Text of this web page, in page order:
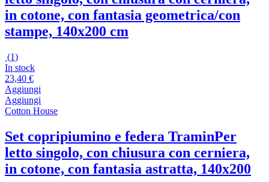
in cotone, con fantasia geometrica/con
stampe, 140x200 cm
(1)
In stock
23,40 €
Aggiungi
Aggiungi
Cotton House
Set copripiumino e federa TraminPer
letto singolo, con chiusura con cerniera,
in cotone, con fantasia astratta, 140x200